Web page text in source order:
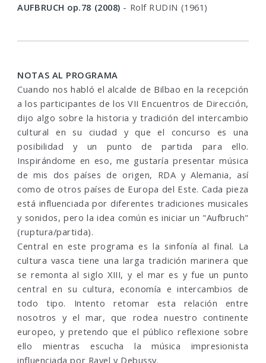
AUFBRUCH op.78 (2008) - Rolf RUDIN (1961)
NOTAS AL PROGRAMA
Cuando nos habló el alcalde de Bilbao en la recepción
a los participantes de los VII Encuentros de Dirección,
dijo algo sobre la historia y tradición del intercambio
cultural en su ciudad y que el concurso es una
posibilidad y un punto de partida para ello.
Inspirándome en eso, me gustaría presentar música
de mis dos países de origen, RDA y Alemania, así
como de otros países de Europa del Este. Cada pieza
está influenciada por diferentes tradiciones musicales
y sonidos, pero la idea común es iniciar un "Aufbruch"
(ruptura/partida).
Central en este programa es la sinfonía al final. La
cultura vasca tiene una larga tradición marinera que
se remonta al siglo XIII, y el mar es y fue un punto
central en su cultura, economía e intercambios de
todo tipo. Intento retomar esta relación entre
nosotros y el mar, que rodea nuestro continente
europeo, y pretendo que el público reflexione sobre
ello mientras escucha la música impresionista
influenciada por Ravel y Debussy.